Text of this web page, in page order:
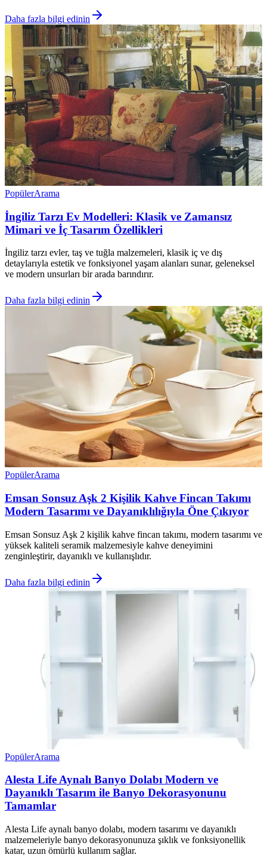
Daha fazla bilgi edinin
PopülerArama
İngiliz Tarzı Ev Modelleri: Klasik ve Zamansız
Mimari ve İç Tasarım Özellikleri
İngiliz tarzı evler, taş ve tuğla malzemeleri, klasik iç ve dış
detaylarıyla estetik ve fonksiyonel yaşam alanları sunar, geleneksel
ve modern unsurları bir arada barındırır.
Daha fazla bilgi edinin
PopülerArama
Emsan Sonsuz Aşk 2 Kişilik Kahve Fincan Takımı
Modern Tasarımı ve Dayanıklılığıyla Öne Çıkıyor
Emsan Sonsuz Aşk 2 kişilik kahve fincan takımı, modern tasarımı ve
yüksek kaliteli seramik malzemesiyle kahve deneyimini
zenginleştirir, dayanıklı ve kullanışlıdır.
Daha fazla bilgi edinin
PopülerArama
Alesta Life Aynalı Banyo Dolabı Modern ve
Dayanıklı Tasarım ile Banyo Dekorasyonunu
Tamamlar
Alesta Life aynalı banyo dolabı, modern tasarımı ve dayanıklı
malzemeleriyle banyo dekorasyonunuza şıklık ve fonksiyonellik
katar, uzun ömürlü kullanım sağlar.